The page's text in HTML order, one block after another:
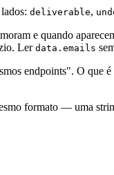
deliverable,
e quando
Ler data.emails
endpoints". O que
formato — uma